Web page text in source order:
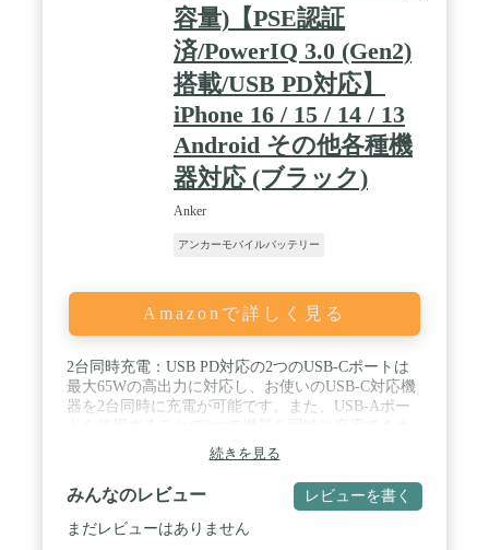
容量)【PSE認証
済/PowerIQ 3.0 (Gen2)
搭載/USB PD対応】
iPhone 16 / 15 / 14 / 13
Android その他各種機
器対応 (ブラック)
Anker
アンカーモバイルバッテリー
Amazonで詳しく見る
2台同時充電：USB PD対応の2つのUSB-Cポートは
最大65Wの高出力に対応し、お使いのUSB-C対応機
器を2台同時に充電が可能です。また、USB-Aポー
す。※2ポート使用時はUSB-C1で45W、USB-C2で
20Wでの充電が可能です。 / 本体へ急速充電可能：
30Wでの急速充電が可能で、3.5時間で本体を満充電
にすることが可能です。 / 幅広い対応機種：USB
PDに対応し、スマートフォンやタブレット端末等の
続きを見る
みんなのレビュー レビューを書く
まだレビューはありません